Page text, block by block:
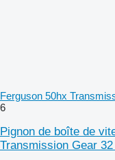
Ferguson 50hx
6
Pignon de boîte de
Transmission Gear